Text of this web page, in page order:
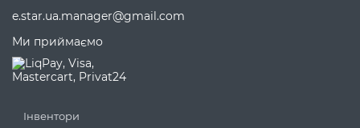
e.star.ua.manager@gmail.com
Ми приймаємо
Інвентори